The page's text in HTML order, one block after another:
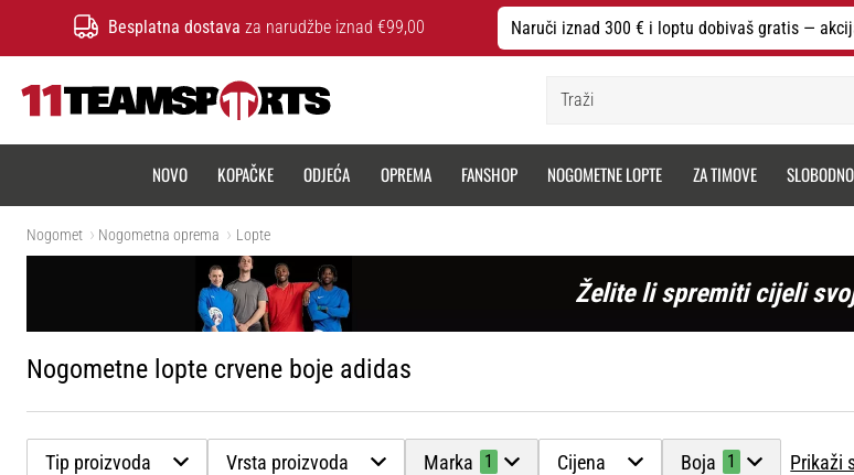
Besplatna dostava za narudžbe iznad €99,00 Naruči iznad 300 € i loptu dobivaš gratis —
NOVO KOPAČKE ODJEĆA OPREMA FANSHOP NOGOMETNE LOPTE ZA TIMOVE
Nogomet Nogometna oprema Lopte
Želite li spremiti cijeli
Nogometne lopte crvene boje adidas
Tip proizvoda Vrsta proizvoda Marka 1 Cijena Boja 1 Prikaži